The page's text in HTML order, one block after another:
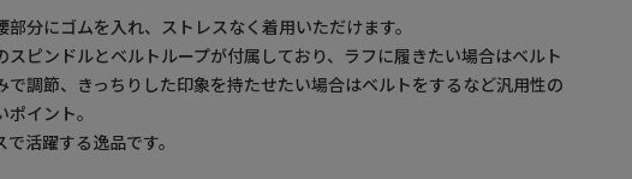
部分にゴムを入れ、ストレスなく着用いただけます。
スピンドルとベルトループが付属しており、ラフに履きたい場合はベルト
で調節、きっちりした印象を持たせたい場合はベルトをするなど汎用性の
イント。
活躍する逸品です。